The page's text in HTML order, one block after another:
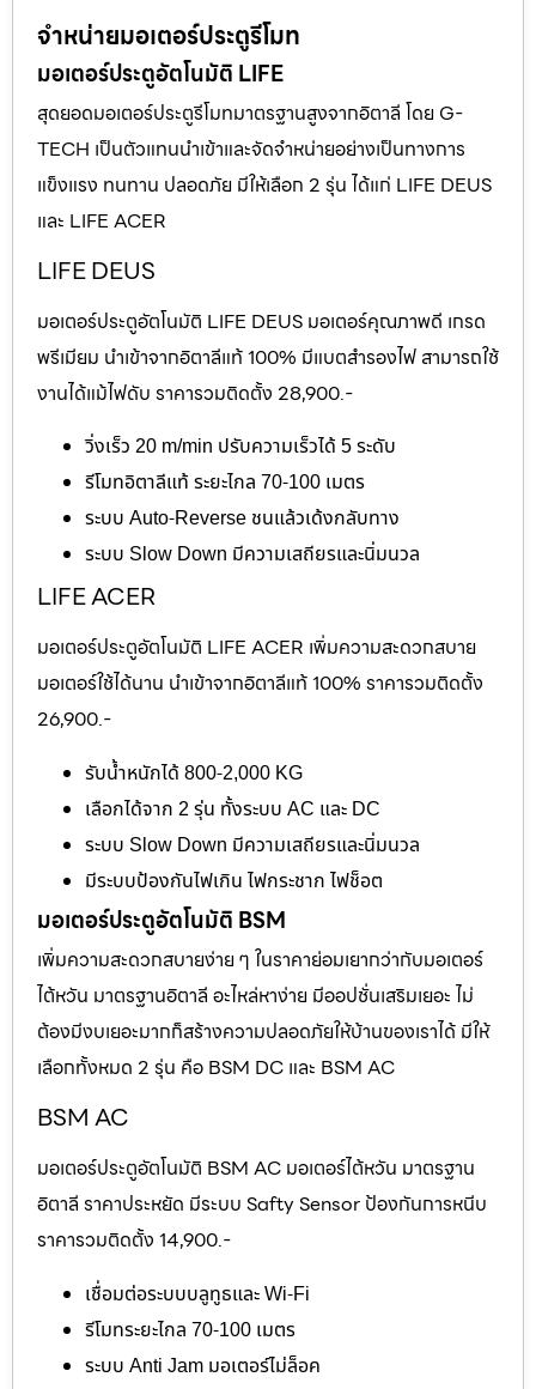
จำหน่ายมอเตอร์ประตูรีโมท
มอเตอร์ประตูอัตโนมัติ LIFE
สุดยอดมอเตอร์ประตูรีโมทมาตรฐานสูงจากอิตาลี โดย G-
TECH เป็นตัวแทนนำเข้าและจัดจำหน่ายอย่างเป็นทางการ
แข็งแรง ทนทาน ปลอดภัย มีให้เลือก 2 รุ่น ได้แก่ LIFE DEUS
และ LIFE ACER
LIFE DEUS
มอเตอร์ประตูอัตโนมัติ LIFE DEUS มอเตอร์คุณภาพดี เกรด
พรีเมียม นำเข้าจากอิตาลีแท้ 100% มีแบตสำรองไฟ สามารถใช้
งานได้แม้ไฟดับ ราคารวมติดตั้ง 28,900.-
วิ่งเร็ว 20 m/min ปรับความเร็วได้ 5 ระดับ
รีโมทอิตาลีแท้ ระยะไกล 70-100 เมตร
ระบบ Auto-Reverse ชนแล้วเด้งกลับทาง
ระบบ Slow Down มีความเสถียรและนิ่มนวล
LIFE ACER
มอเตอร์ประตูอัตโนมัติ LIFE ACER เพิ่มความสะดวกสบาย
มอเตอร์ใช้ได้นาน นำเข้าจากอิตาลีแท้ 100% ราคารวมติดตั้ง
26,900.-
รับน้ำหนักได้ 800-2,000 KG
เลือกได้จาก 2 รุ่น ทั้งระบบ AC และ DC
ระบบ Slow Down มีความเสถียรและนิ่มนวล
มีระบบป้องกันไฟเกิน ไฟกระชาก ไฟช็อต
มอเตอร์ประตูอัตโนมัติ BSM
เพิ่มความสะดวกสบายง่าย ๆ ในราคาย่อมเยากว่ากับมอเตอร์
ไต้หวัน มาตรฐานอิตาลี อะไหล่หาง่าย มีออปชั่นเสริมเยอะ ไม่
ต้องมีงบเยอะมากก็สร้างความปลอดภัยให้บ้านของเราได้ มีให้
เลือกทั้งหมด 2 รุ่น คือ BSM DC และ BSM AC
BSM AC
มอเตอร์ประตูอัตโนมัติ BSM AC มอเตอร์ไต้หวัน มาตรฐาน
อิตาลี ราคาประหยัด มีระบบ Safty Sensor ป้องกันการหนีบ
ราคารวมติดตั้ง 14,900.-
เชื่อมต่อระบบบลูทูธและ Wi-Fi
รีโมทระยะไกล 70-100 เมตร
ระบบ Anti Jam มอเตอร์ไม่ล็อค